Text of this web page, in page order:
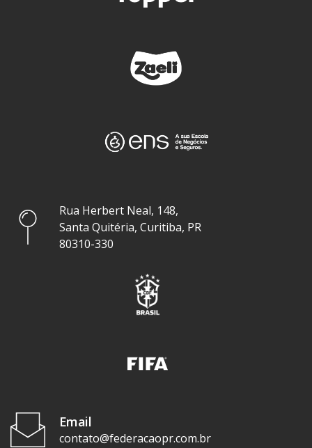
Rua Herbert Neal, 148,
Santa Quitéria, Curitiba, PR
80310-330
Email
contato@federacaopr.com.br